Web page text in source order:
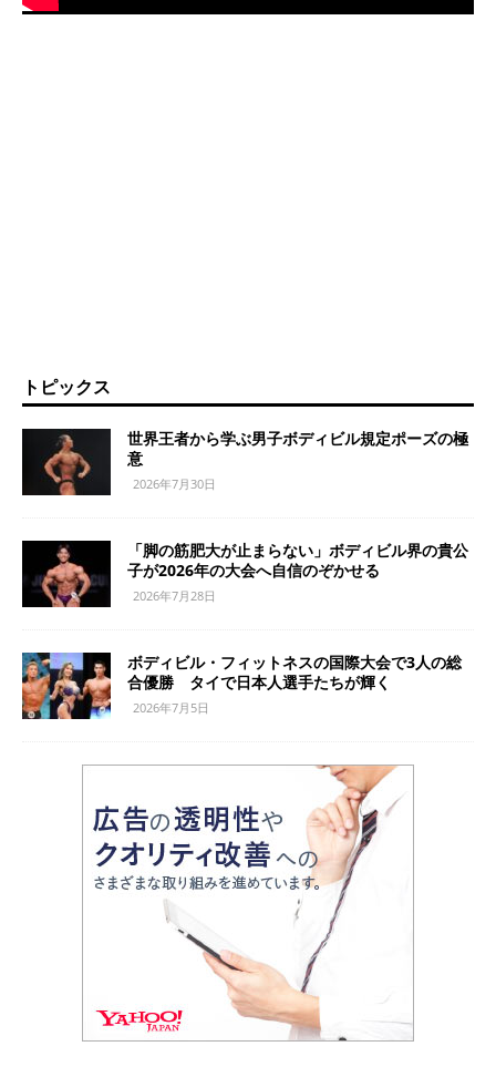
トピックス
世界王者から学ぶ男子ボディビル規定ポーズの極
意
2026年7月30日
「脚の筋肥大が止まらない」ボディビル界の貴公
子が2026年の大会へ自信のぞかせる
2026年7月28日
ボディビル・フィットネスの国際大会で3人の総
合優勝 タイで日本人選手たちが輝く
2026年7月5日